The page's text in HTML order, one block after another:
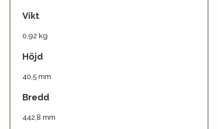
Vikt
0,92 kg
Höjd
40,5 mm
Bredd
442,8 mm